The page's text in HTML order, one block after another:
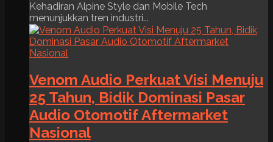
Kehadiran Alpine Style dan Mobile Tech
menunjukkan tren industri...
Venom Audio Perkuat Visi Menuju
25 Tahun, Bidik Dominasi Pasar
Audio Otomotif Aftermarket
Nasional